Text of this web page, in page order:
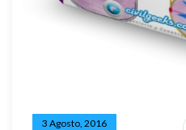
3 Agosto, 2016